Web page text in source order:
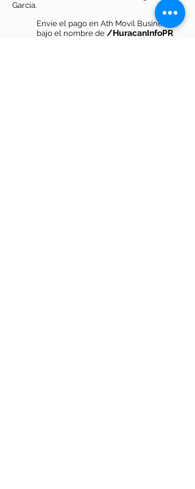
García.
Envíe el pago en Ath Movil Business
bajo el nombre de /HuracanInfoPR